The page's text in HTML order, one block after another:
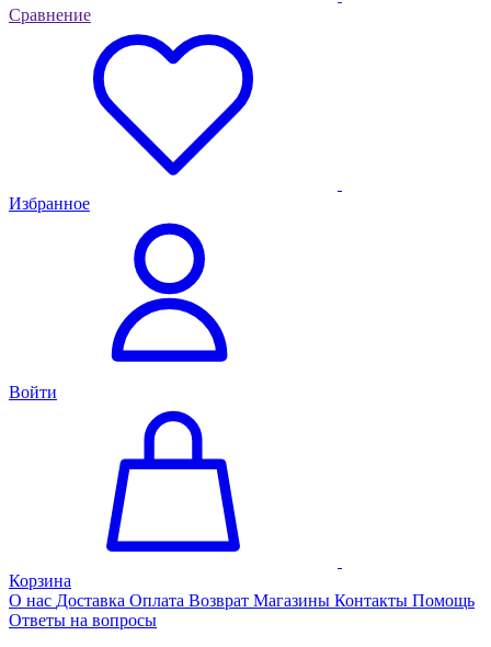
Сравнение
Избранное
Войти
Корзина
О нас Доставка Оплата Возврат Магазины Контакты Помощь
Ответы на вопросы